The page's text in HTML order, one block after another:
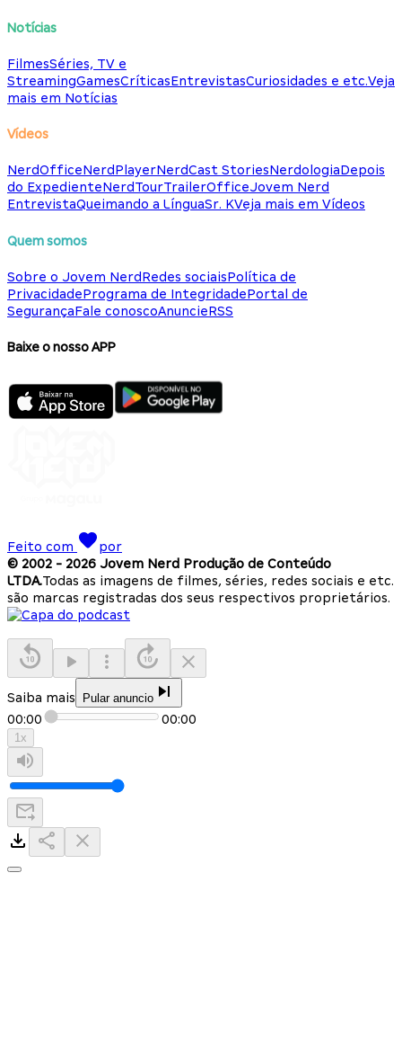
Notícias
FilmesSéries, TV e
StreamingGamesCríticasEntrevistasCuriosidades e etc.Veja
mais em Notícias
Vídeos
NerdOfficeNerdPlayerNerdCast StoriesNerdologiaDepois
do ExpedienteNerdTourTrailerOfficeJovem Nerd
EntrevistaQueimando a LínguaSr. KVeja mais em Vídeos
Quem somos
Sobre o Jovem NerdRedes sociaisPolítica de
PrivacidadePrograma de IntegridadePortal de
SegurançaFale conoscoAnuncieRSS
Baixe o nosso APP
Feito com
por
© 2002 - 2026 Jovem Nerd Produção de Conteúdo
LTDA.Todas as imagens de filmes, séries, redes sociais e etc.
são marcas registradas dos seus respectivos proprietários.
Saiba mais Pular anuncio
00:00 00:00
1x